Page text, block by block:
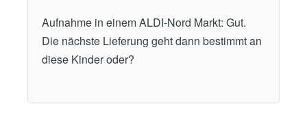
S
p
r
Aufnahme in einem ALDI-Nord Markt: Gut.
Die nächste Lieferung geht dann bestimmt an
diese Kinder oder?